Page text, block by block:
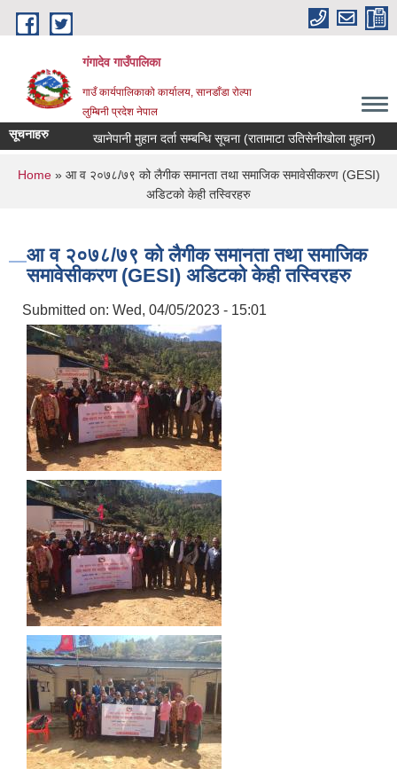
Skip to main content
गंगादेव गाउँपालिका
गाउँ कार्यपालिकाको कार्यालय, सानडाँडा रोल्पा
लुम्बिनी प्रदेश नेपाल
सूचनाहरु खानेपानी मुहान दर्ता सम्बन्धि सूचना (रातामाटा उतिसेनीखोला मुहान)
You are here
Home» आ व २०७८/७९ को लैगीक समानता तथा समाजिक समावेसीकरण (GESI)
अडिटको केही तस्विरहरु
आ व २०७८/७९ को लैगीक समानता तथा समाजिक
समावेसीकरण (GESI) अडिटको केही तस्विरहरु
Submitted on: Wed, 04/05/2023 - 15:01